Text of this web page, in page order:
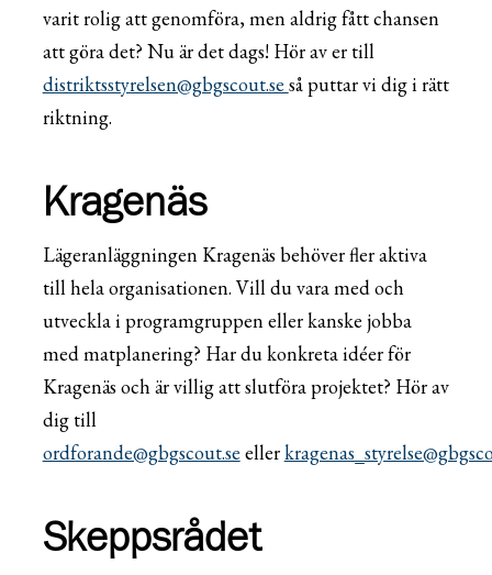
varit rolig att genomföra, men aldrig fått chansen
att göra det? Nu är det dags! Hör av er till
distriktsstyrelsen@gbgscout.se så puttar vi dig i rätt
riktning.
Kragenäs
Lägeranläggningen Kragenäs behöver fler aktiva
till hela organisationen. Vill du vara med och
utveckla i programgruppen eller kanske jobba
med matplanering? Har du konkreta idéer för
Kragenäs och är villig att slutföra projektet? Hör av
dig till
ordforande@gbgscout.se eller
Skeppsrådet